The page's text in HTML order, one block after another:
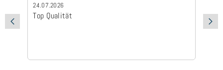
24.07.2026
Top Qualität